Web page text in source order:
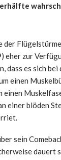
der
eher zur
dass es sich
einen
einen
einer blöden
sein
dauert